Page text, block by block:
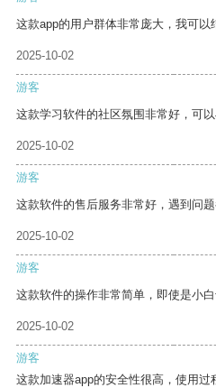
这款app的用户群体非常庞大，我可以
2025-10-02
游客
这款学习软件的社区氛围非常好，可
2025-10-02
游客
这款软件的售后服务非常好，遇到问题
2025-10-02
游客
这款软件的操作非常简单，即使是小白
2025-10-02
游客
这款加速器app的安全性很高，使用